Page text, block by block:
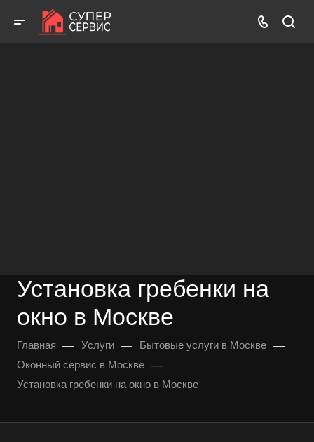
Установка гребенки на
окно в Москве
Главная — Услуги — Бытовые услуги в Москве —
Оконный сервис в Москве —
Установка гребенки на окно в Москве